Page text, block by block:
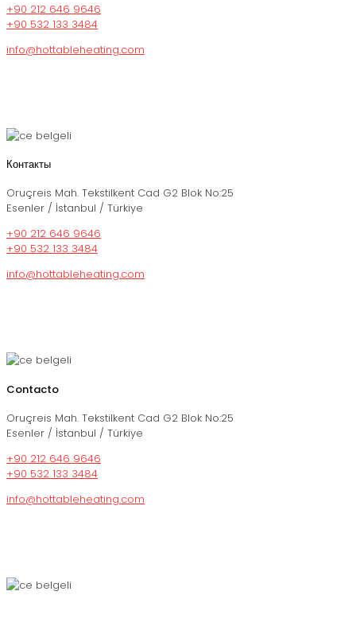
+90 212 646 9646
+90 532 133 3484
info@hottableheating.com
Контакты
Oruçreis Mah. Tekstilkent Cad G2 Blok No:25
Esenler / İstanbul / Türkiye
+90 212 646 9646
+90 532 133 3484
info@hottableheating.com
Contacto
Oruçreis Mah. Tekstilkent Cad G2 Blok No:25
Esenler / İstanbul / Türkiye
+90 212 646 9646
+90 532 133 3484
info@hottableheating.com